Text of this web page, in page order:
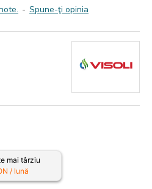
- Spune-ţi opinia
mai târziu
/ lună